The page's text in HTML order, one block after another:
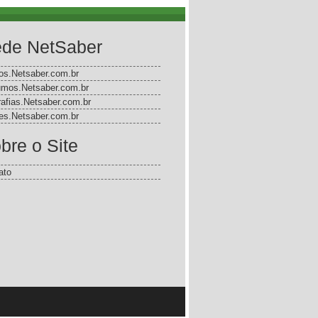
NetSaber
o Site